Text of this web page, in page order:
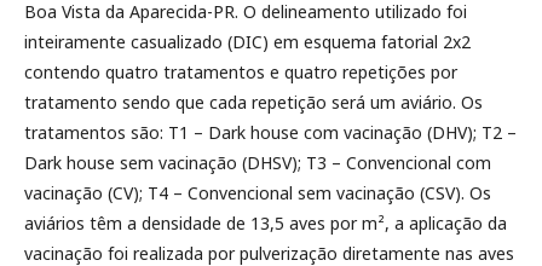
Boa Vista da Aparecida-PR. O delineamento utilizado foi
inteiramente casualizado (DIC) em esquema fatorial 2x2
contendo quatro tratamentos e quatro repetições por
tratamento sendo que cada repetição será um aviário. Os
tratamentos são: T1 – Dark house com vacinação (DHV); T2 –
Dark house sem vacinação (DHSV); T3 – Convencional com
vacinação (CV); T4 – Convencional sem vacinação (CSV). Os
aviários têm a densidade de 13,5 aves por m², a aplicação da
vacinação foi realizada por pulverização diretamente nas aves